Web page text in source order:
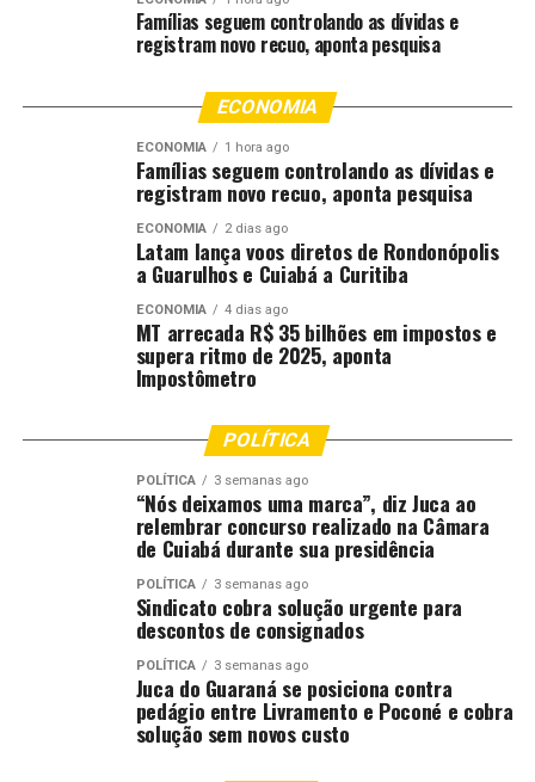
categoria. O Bolsa Família é uma política de assistência
coreé a mitigação da pobreza, o combate à
a famílias vulneráveis.
Já os incentivos ao agronegócio são instrumentos
de política de desenvolvimento: visam fomentar o
investimento em bens de capital, acelerar a adoção
tecnológica, otimizar a produtividade, gerar empregos
qualificados e ampliar a inserção do Brasil nas cadeias
globais de valor.
Enquanto uma política foca na distribuição de renda, a
outra foca na geração de riqueza. Elas não são
O Agro como garantidor da liquidez
O agronegócio brasileiro consolidou-se como a principal
vantagem comparativa do país. Sua cadeia produtiva,
que integra insumos, produçãodentro da porteira
agroindústria, logística e serviços, responde por
aproximadamente 25% do PIB nacional e pela maior
fatia do nosso saldo comercial.
Famílias seguem controlando as dívidas e
registram novo recuo, aponta pesquisa
ECONOMIA
ECONOMIA 1 hora ago
Famílias seguem controlando as dívidas e
registram novo recuo, aponta pesquisa
ECONOMIA 2 dias ago
Latam lança voos diretos de Rondonópolis
a Guarulhos e Cuiabá a Curitiba
ECONOMIA 4 dias ago
MT arrecada R$ 35 bilhões em impostos e
supera ritmo de 2025, aponta
Impostômetro
POLÍTICA
POLÍTICA 3 semanas ago
“Nós deixamos uma marca”, diz Juca ao
relembrar concurso realizado na Câmara
de Cuiabá durante sua presidência
POLÍTICA 3 semanas ago
Sindicato cobra solução urgente para
descontos de consignados
POLÍTICA 3 semanas ago
Juca do Guaraná se posiciona contra
pedágio entre Livramento e Poconé e cobra
solução sem novos custo